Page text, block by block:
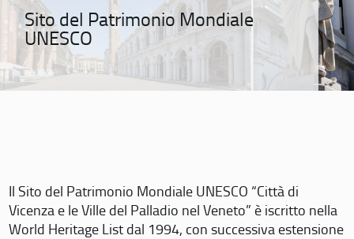
Sito del Patrimonio Mondiale
UNESCO
Il Sito del Patrimonio Mondiale UNESCO “Città di
Vicenza e le Ville del Palladio nel Veneto” è iscritto nella
World Heritage List dal 1994, con successiva estensione